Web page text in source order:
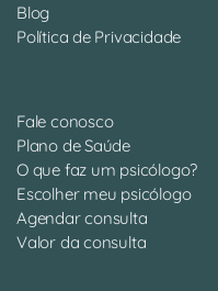
Blog
Política de Privacidade
Fale conosco
Plano de Saúde
O que faz um psicólogo?
Escolher meu psicólogo
Agendar consulta
Valor da consulta